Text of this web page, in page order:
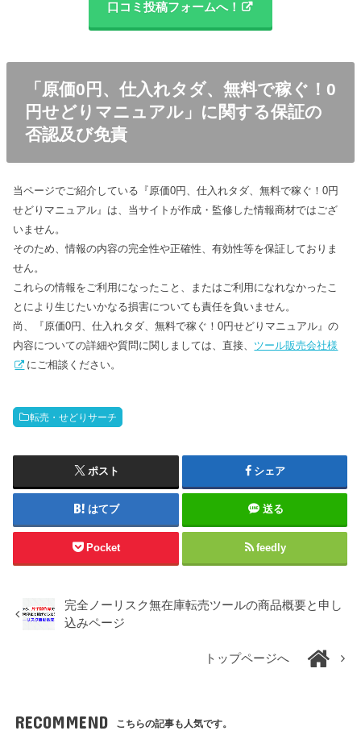
口コミ投稿フォームへ！
「原価0円、仕入れタダ、無料で稼ぐ！0
円せどりマニュアル」に関する保証の
否認及び免責
当ページでご紹介している『原価0円、仕入れタダ、無料で稼ぐ！0円
せどりマニュアル』は、当サイトが作成・監修した情報商材ではござ
いません。
そのため、情報の内容の完全性や正確性、有効性等を保証しておりま
せん。
これらの情報をご利用になったこと、またはご利用になれなかったこ
とにより生じたいかなる損害についても責任を負いません。
尚、『原価0円、仕入れタダ、無料で稼ぐ！0円せどりマニュアル』の
内容についての詳細や質問に関しましては、直接、 ツール販売会社様
にご相談ください。
転売・せどりサーチ
ポスト シェア
はてブ 送る
Pocket feedly
完全ノーリスク無在庫転売ツールの商品概要と申し
込みページ
トップページへ
RECOMMEND こちらの記事も人気です。